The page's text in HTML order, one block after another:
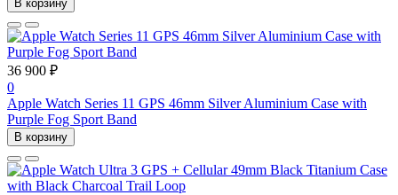
В корзину
36 900 ₽
0
Apple Watch Series 11 GPS 46mm Silver Aluminium Case with
Purple Fog Sport Band
В корзину